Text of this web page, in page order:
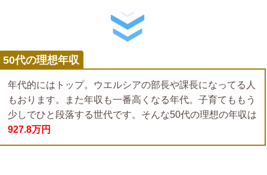
50代の理想年収
年代的にはトップ。ウエルシアの部長や課長になってる人
もおります。また年収も一番高くなる年代。子育てももう
少しでひと段落する世代です。そんな50代の理想の年収は
927.8万円